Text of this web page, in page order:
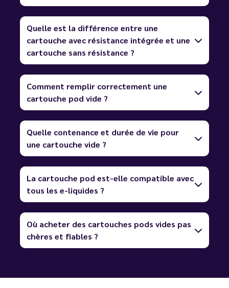
Quelle est la différence entre une
cartouche avec résistance intégrée et une
cartouche sans résistance ?
Comment remplir correctement une
cartouche pod vide ?
Quelle contenance et durée de vie pour
une cartouche vide ?
La cartouche pod est-elle compatible avec
tous les e-liquides ?
Où acheter des cartouches pods vides pas
chères et fiables ?